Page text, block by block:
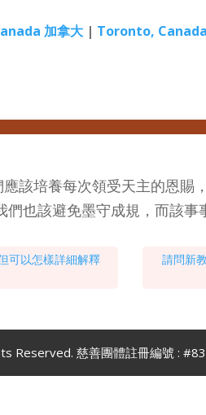
加拿大 | Toronto, Canada
該培養每次領受天主的恩賜
也該避免墨守成規，而該事
可以怎樣詳細解釋
請問新
Reserved. 慈善團體註冊編號 :